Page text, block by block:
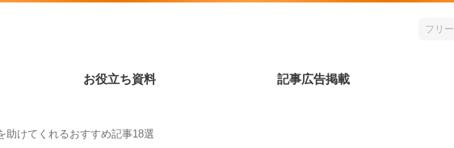
お役立ち資料 記事広告掲載
助けてくれるおすすめ記事18選